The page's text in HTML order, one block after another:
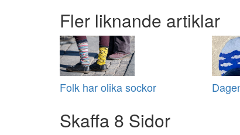
Fler liknande artiklar
Folk har olika sockor
Skaffa 8 Sidor